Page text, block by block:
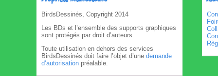
BirdsDessinés, Copyright 2014
Les BDs et l’ensemble des supports graphiques
sont protégés par droit d’auteurs.
Toute utilisation en dehors des services
BirdsDessinés doit faire l’objet d’une demande
d’autorisation préalable.